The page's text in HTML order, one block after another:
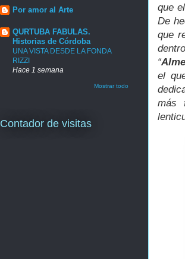
que
De
que
“
el
más
Por amor al Arte
QURTUBA FABULAS.
Historias de Córdoba
UNA VISTA DESDE LA FONDA
RIZZI
Hace 1 semana
Mostrar todo
Contador de visitas